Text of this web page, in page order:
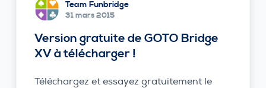
Team Funbridge
31 mars 2015
Version gratuite de GOTO Bridge
XV à télécharger !
Téléchargez et essayez gratuitement le